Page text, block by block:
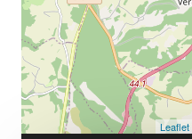
Leaflet